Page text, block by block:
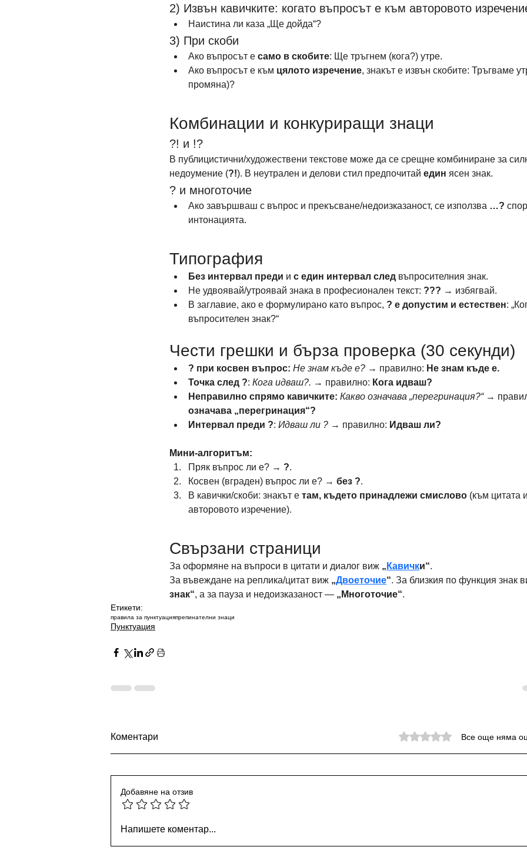
2) Извън кавичките: когато въпросът е към авторовото
Наистина ли каза „Ще дойда“?
3) При скоби
Ако въпросът е само в скобите: Ще тръгнем (кога?) утре.
Ако въпросът е към цялото изречение, знакът е извън скобите: Тръгваме
промяна)?
Комбинации и конкуриращи знаци
?! и !?
В публицистични/художествени текстове може да се срещне комбиниране за
недоумение (?!). В неутрален и делови стил предпочитай един ясен знак.
? и многоточие
Ако завършваш с въпрос и прекъсване/недоизказаност, се използва …?
интонацията.
Типография
Без интервал преди и с един интервал след въпросителния знак.
Не удвоявай/утроявай знака в професионален текст: ??? → избягвай.
В заглавие, ако е формулирано като въпрос, ? е допустим и естествен:
въпросителен знак?“
Чести грешки и бърза проверка (30 секунди)
? при косвен въпрос: Не знам къде е? → правилно: Не знам къде е.
Точка след ?: Кога идваш?. → правилно: Кога идваш?
Неправилно спрямо кавичките: Какво означава „перегринация?“ →
означава „перегринация“?
Интервал преди ?: Идваш ли ? → правилно: Идваш ли?
Мини-алгоритъм:
Пряк въпрос ли е? → ?.
Косвен (вграден) въпрос ли е? → без ?.
В кавички/скоби: знакът е там, където принадлежи смислово (към цитата
авторовото изречение).
Свързани страници
За оформяне на въпроси в цитати и диалог виж „ Кавички“.
За въвеждане на реплика/цитат виж „Двоеточие“. За близкия по функция знак
знак“, а за пауза и недоизказаност — „Многоточие“.
Етикети:
правила за пунктуацияпрепинателни знаци
Пунктуация
Проверка на пунктуация с
Коментари Оценено с 0 от 5 звезди.Все още няма
Добавяне на отзив
Напишете коментар...